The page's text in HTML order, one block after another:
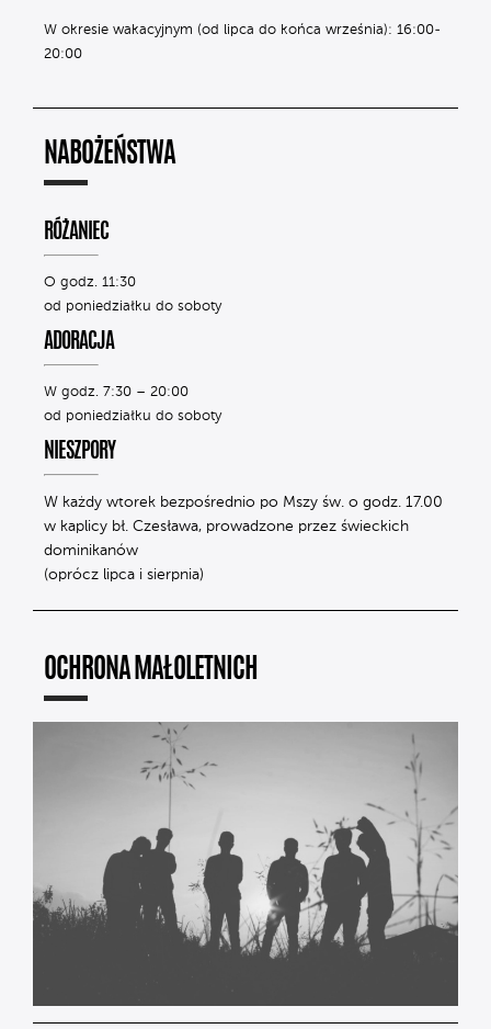
W okresie wakacyjnym (od lipca do końca września): 16:00-
20:00
NABOŻEŃSTWA
RÓŻANIEC
O godz. 11:30
od poniedziałku do soboty
ADORACJA
W godz. 7:30 – 20:00
od poniedziałku do soboty
NIESZPORY
W każdy wtorek bezpośrednio po Mszy św. o godz. 17.00
w kaplicy bł. Czesława, prowadzone przez świeckich
dominikanów
(oprócz lipca i sierpnia)
OCHRONA MAŁOLETNICH